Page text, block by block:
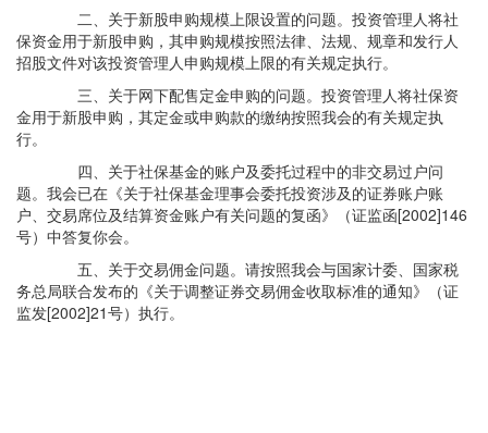
二、关于新股申购规模上限设置的问题。投资管理人将社
保资金用于新股申购，其申购规模按照法律、法规、规章和发行人
招股文件对该投资管理人申购规模上限的有关规定执行。
三、关于网下配售定金申购的问题。投资管理人将社保资
金用于新股申购，其定金或申购款的缴纳按照我会的有关规定执
行。
四、关于社保基金的账户及委托过程中的非交易过户问
题。我会已在《关于社保基金理事会委托投资涉及的证券账户账
户、交易席位及结算资金账户有关问题的复函》（证监函[2002]146
号）中答复你会。
五、关于交易佣金问题。请按照我会与国家计委、国家税
务总局联合发布的《关于调整证券交易佣金收取标准的通知》（证
监发[2002]21号）执行。